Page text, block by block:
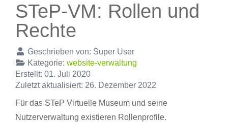
STeP-VM: Rollen und
Rechte
Geschrieben von: Super User
Kategorie: website-verwaltung
Erstellt: 01. Juli 2020
Zuletzt aktualisiert: 26. Dezember 2022
Für das STeP Virtuelle Museum und seine
Nutzerverwaltung existieren Rollenprofile.